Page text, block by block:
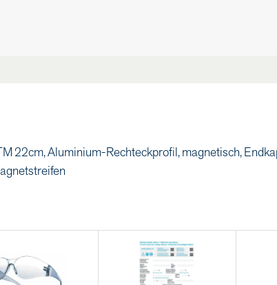
22cm, Aluminium-Rechteckprofil, magnetisch,